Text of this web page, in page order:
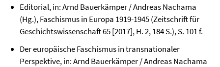
Editorial, in: Arnd Bauerkämper / Andreas Nachama
(Hg.), Faschismus in Europa 1919-1945 (Zeitschrift für
Geschichtswissenschaft 65 [2017], H. 2, 184 S.), S. 101 f.
Der europäische Faschismus in transnationaler
Perspektive, in: Arnd Bauerkämper / Andreas Nachama